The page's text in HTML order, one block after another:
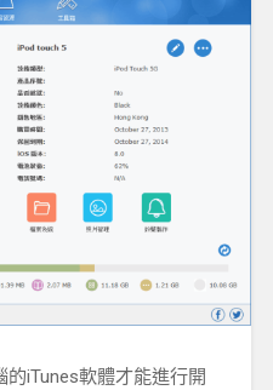
iTunes軟體才能進行開